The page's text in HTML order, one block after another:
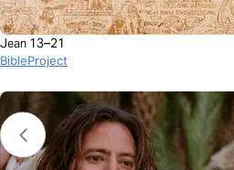
Jean 13–21
BibleProject